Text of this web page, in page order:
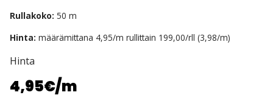
Rullakoko: 50 m
Hinta: määrämittana 4,95/m rullittain 199,00/rll (3,98/m)
Hinta
4,95€/m